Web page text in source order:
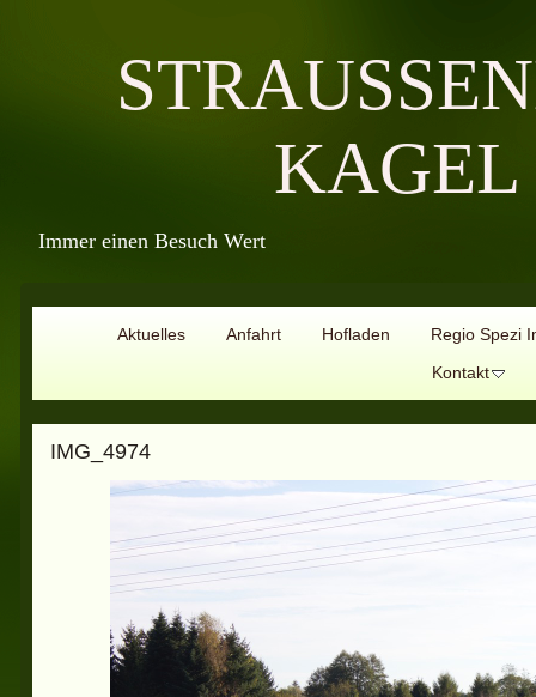
KAGEL
Immer einen Besuch Wert
Aktuelles Anfahrt Hofladen
Regio Spezi
Kontakt
IMG_4974